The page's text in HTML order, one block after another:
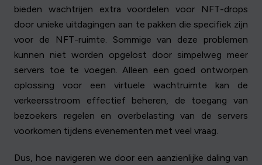
bieden wachtrijen extra voordelen voor NFT-drops
door unieke uitdagingen aan te pakken die specifiek zijn
voor de NFT-ruimte. Sommige van deze problemen
kunnen niet worden opgelost door simpelweg meer
servers toe te voegen. Alleen een goed ontworpen
oplossing voor een virtuele wachtruimte kan de
verkeersstroom effectief beheren, de toegang van
bezoekers regelen en overbelasting van de servers
voorkomen tijdens evenementen met veel vraag.
Dus, hoe navigeren we door een aanzienlijke daling van